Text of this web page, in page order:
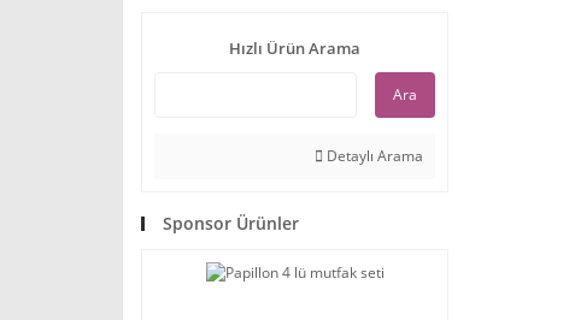
Hızlı Ürün Arama
Ara
Detaylı Arama
Sponsor Ürünler